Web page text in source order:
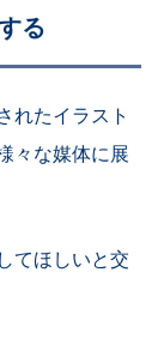
る
れたイラスト
々な媒体に展
てほしいと交